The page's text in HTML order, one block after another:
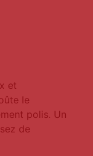
et
le
polis. Un
de